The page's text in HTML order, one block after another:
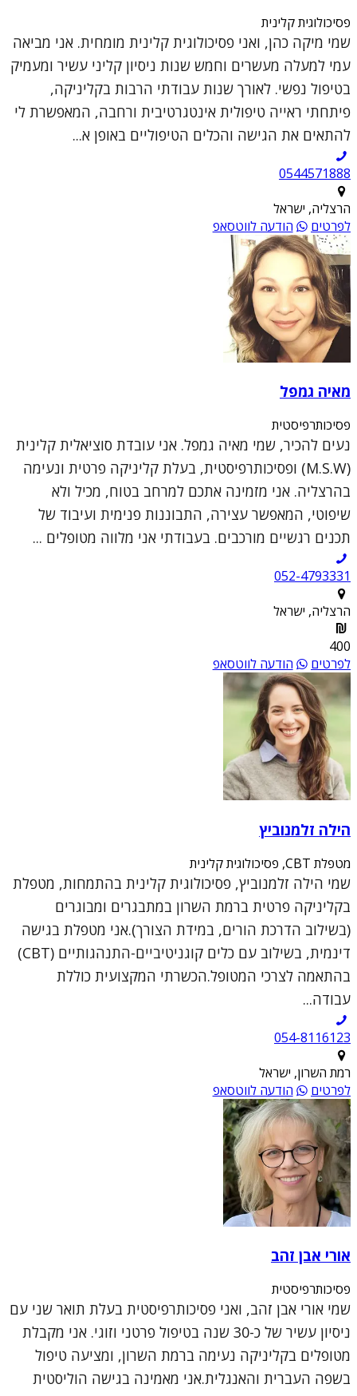
פסיכולוגית קלינית
שמי מיקה כהן, ואני פסיכולוגית קלינית מומחית. אני מביאה
עמי למעלה מעשרים וחמש שנות ניסיון קליני עשיר ומעמיק
בטיפול נפשי. לאורך שנות עבודתי הרבות בקליניקה,
פיתחתי ראייה טיפולית אינטגרטיבית ורחבה, המאפשרת לי
להתאים את הגישה והכלים הטיפוליים באופן א...
0544571888
הרצליה, ישראל
לפרטים
הודעה לווטסאפ
מאיה גמפל
פסיכותרפיסטית
נעים להכיר, שמי מאיה גמפל. אני עובדת סוציאלית קלינית
(M.S.W) ופסיכותרפיסטית, בעלת קליניקה פרטית ונעימה
בהרצליה. אני מזמינה אתכם למרחב בטוח, מכיל ולא
שיפוטי, המאפשר עצירה, התבוננות פנימית ועיבוד של
תכנים רגשיים מורכבים. בעבודתי אני מלווה מטופלים ...
052-4793331
הרצליה, ישראל
400
לפרטים
הודעה לווטסאפ
הילה זלמנוביץ
מטפלת CBT, פסיכולוגית קלינית
שמי הילה זלמנוביץ, פסיכולוגית קלינית בהתמחות, מטפלת
בקליניקה פרטית ברמת השרון במתבגרים ומבוגרים
(בשילוב הדרכת הורים, במידת הצורך).אני מטפלת בגישה
דינמית, בשילוב עם כלים קוגניטיביים-התנהגותיים (CBT)
בהתאמה לצרכי המטופל.הכשרתי המקצועית כוללת
עבודה...
054-8116123
רמת השרון, ישראל
לפרטים
הודעה לווטסאפ
אורי אבן זהב
פסיכותרפיסטית
שמי אורי אבן זהב, ואני פסיכותרפיסטית בעלת תואר שני עם
ניסיון עשיר של כ-30 שנה בטיפול פרטני וזוגי. אני מקבלת
מטופלים בקליניקה נעימה ברמת השרון, ומציעה טיפול
בשפה העברית והאנגלית.אני מאמינה בגישה הוליסטית